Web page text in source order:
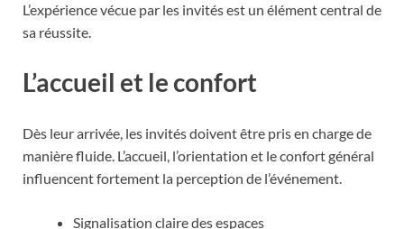
L’expérience vécue par les invités est un élément central de
sa réussite.
L’accueil et le confort
Dès leur arrivée, les invités doivent être pris en charge de
manière fluide. L’accueil, l’orientation et le confort général
influencent fortement la perception de l’événement.
Signalisation claire des espaces